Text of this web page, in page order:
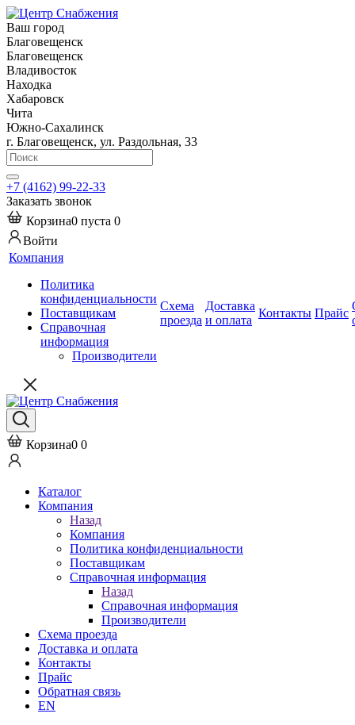
Ваш город
Благовещенск
Благовещенск
Владивосток
Находка
Хабаровск
Чита
Южно-Сахалинск
г. Благовещенск, ул. Раздольная, 33
+7 (4162) 99-22-33
Заказать звонок
Корзина0 пуста 0
Войти
Компания
Политика
конфиденциальности
Поставщикам
Справочная
информация
Производители
Схема
проезда
Доставка
и оплата
Контакты Прайс
Корзина0 0
Каталог
Компания
Назад
Компания
Политика конфиденциальности
Поставщикам
Справочная информация
Назад
Справочная информация
Производители
Схема проезда
Доставка и оплата
Контакты
Прайс
Обратная связь
EN